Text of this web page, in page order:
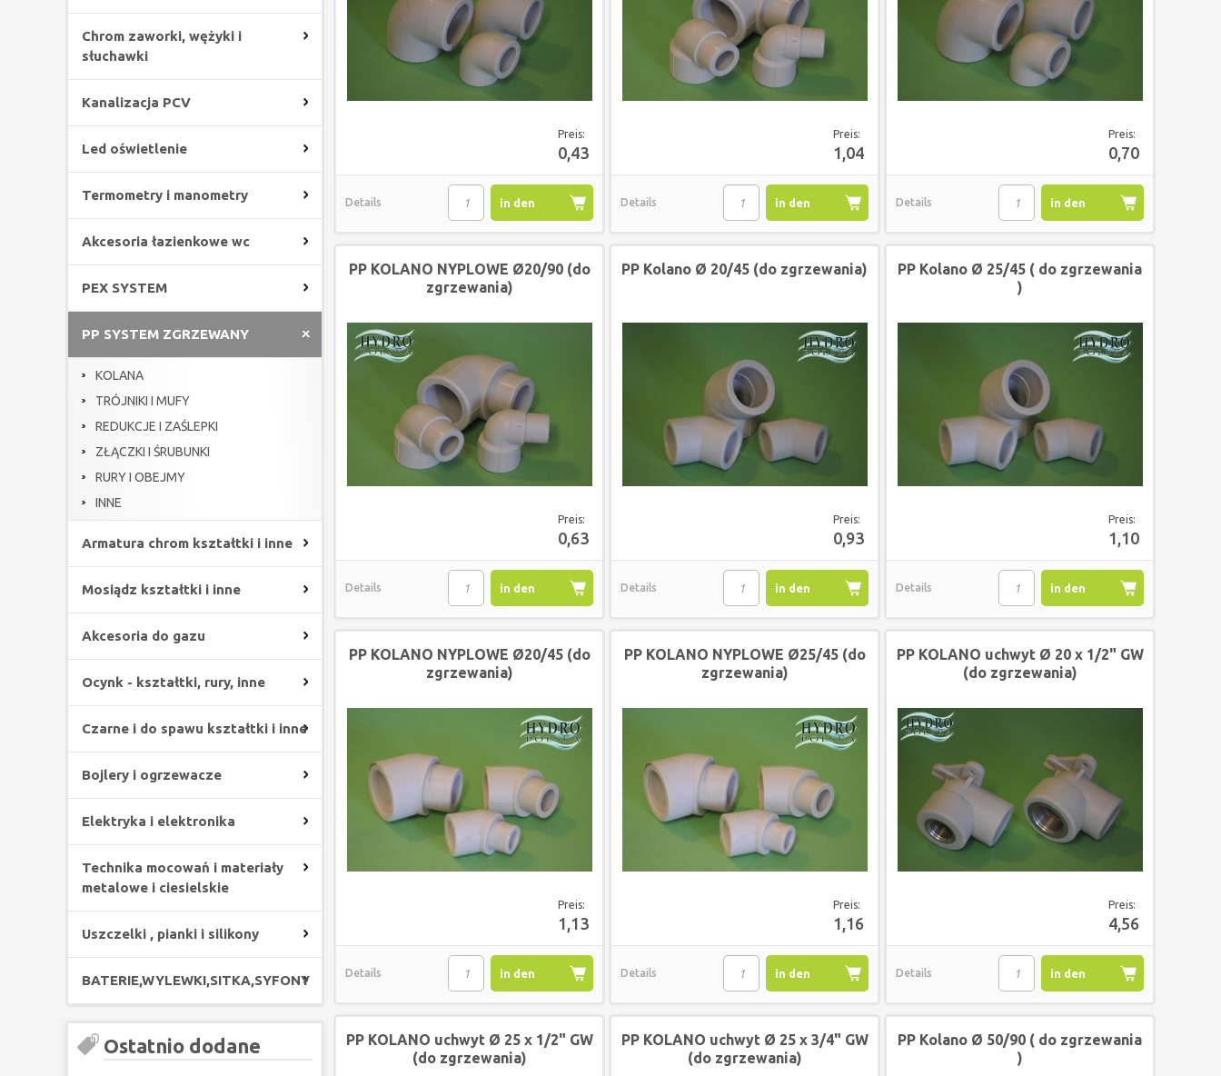
Chrom zaworki, wężyki i
słuchawki
Kanalizacja PCV
Led oświetlenie
Termometry i manometry
Akcesoria łazienkowe wc
PEX SYSTEM
PP SYSTEM ZGRZEWANY
KOLANA
TRÓJNIKI I MUFY
REDUKCJE I ZAŚLEPKI
ZŁĄCZKI I ŚRUBUNKI
RURY I OBEJMY
INNE
Armatura chrom kształtki i inne
Mosiądz kształtki i inne
Akcesoria do gazu
Ocynk - kształtki, rury, inne
Czarne i do spawu kształtki i inne
Bojlery i ogrzewacze
Elektryka i elektronika
Technika mocowań i materiały
metalowe i ciesielskie
Uszczelki , pianki i silikony
BATERIE,WYLEWKI,SITKA,SYFONY
Ostatnio dodane
Preis:
0,43
in den
Details
Preis:
1,04
in den
Details
Preis:
0,70
in den
Details
Preis:
0,63
PP KOLANO NYPLOWE Ø20/90 (do
zgrzewania)
in den
Details
Preis:
0,93
PP Kolano Ø 20/45 (do zgrzewania)
in den
Details
Preis:
1,10
PP Kolano Ø 25/45 ( do zgrzewania
)
in den
Details
Preis:
1,13
PP KOLANO NYPLOWE Ø20/45 (do
zgrzewania)
in den
Details
Preis:
1,16
PP KOLANO NYPLOWE Ø25/45 (do
zgrzewania)
in den
Details
Preis:
4,56
PP KOLANO uchwyt Ø 20 x 1/2" GW
(do zgrzewania)
in den
Details
PP KOLANO uchwyt Ø 25 x 1/2" GW
(do zgrzewania)
PP KOLANO uchwyt Ø 25 x 3/4" GW
(do zgrzewania)
PP Kolano Ø 50/90 ( do zgrzewania
)